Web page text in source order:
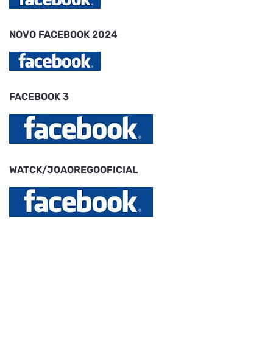
NOVO FACEBOOK 2024
FACEBOOK 3
WATCK/JOAOREGOOFICIAL